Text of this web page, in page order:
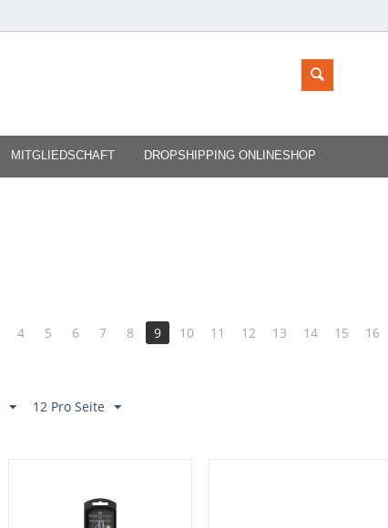
MITGLIEDSCHAFT DROPSHIPPING ONLINESHOP
4 5 6 7 8 9 10 11 12 13 14 15 16
12 Pro Seite